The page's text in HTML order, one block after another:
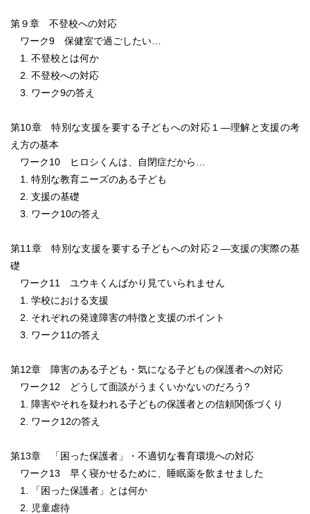
第９章 不登校への対応
ワーク9 保健室で過ごしたい…
1. 不登校とは何か
2. 不登校への対応
3. ワーク9の答え
第10章 特別な支援を要する子どもへの対応１―理解と支援の考
え方の基本
ワーク10 ヒロシくんは、自閉症だから…
1. 特別な教育ニーズのある子ども
2. 支援の基礎
3. ワーク10の答え
第11章 特別な支援を要する子どもへの対応２―支援の実際の基
礎
ワーク11 ユウキくんばかり見ていられません
1. 学校における支援
2. それぞれの発達障害の特徴と支援のポイント
3. ワーク11の答え
第12章 障害のある子ども・気になる子どもの保護者への対応
ワーク12 どうして面談がうまくいかないのだろう?
1. 障害やそれを疑われる子どもの保護者との信頼関係づくり
2. ワーク12の答え
第13章 「困った保護者」・不適切な養育環境への対応
ワーク13 早く寝かせるために、睡眠薬を飲ませました
1. 「困った保護者」とは何か
2. 児童虐待